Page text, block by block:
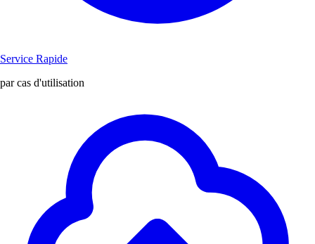
Service Rapide
par cas d'utilisation